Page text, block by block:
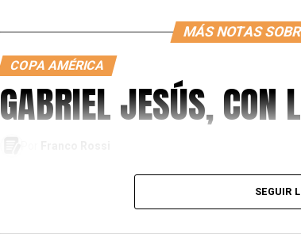
MÁS NOTAS
COPA AMÉRICA
GABRIEL JESÚS, CON
SEGUIR